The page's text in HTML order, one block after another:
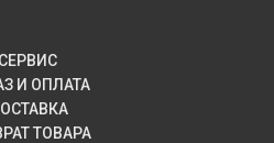
СЕРВИС
И ОПЛАТА
ТОВАРА